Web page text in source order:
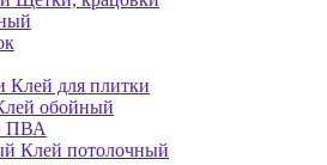
Клей для плитки
обойный
ПВА
Клей потолочный